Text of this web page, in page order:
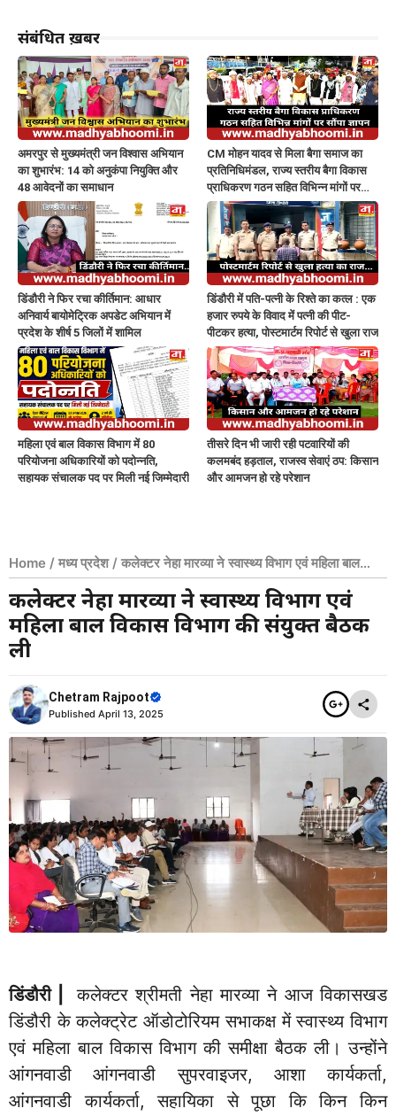
संबंधित ख़बरें
अमरपुर से मुख्यमंत्री जन विश्वास अभियान
का शुभारंभ: 14 को अनुकंपा नियुक्ति और
48 आवेदनों का समाधान
CM मोहन यादव से मिला बैगा समाज का
प्रतिनिधिमंडल, राज्य स्तरीय बैगा विकास
प्राधिकरण गठन सहित विभिन्न मांगों पर
सौंपा ज्ञापन
डिंडौरी ने फिर रचा कीर्तिमान: आधार
अनिवार्य बायोमेट्रिक अपडेट अभियान में
प्रदेश के शीर्ष 5 जिलों में शामिल
डिंडौरी में पति-पत्नी के रिश्ते का कत्ल : एक
हजार रुपये के विवाद में पत्नी की पीट-
पीटकर हत्या, पोस्टमार्टम रिपोर्ट से खुला राज
महिला एवं बाल विकास विभाग में 80
परियोजना अधिकारियों को पदोन्नति,
सहायक संचालक पद पर मिली नई जिम्मेदारी
तीसरे दिन भी जारी रही पटवारियों की
कलमबंद हड़ताल, राजस्व सेवाएं ठप: किसान
और आमजन हो रहे परेशान
Home / मध्य प्रदेश/ कलेक्टर नेहा मारव्या ने स्वास्थ्य विभाग एवं महिला बाल
विकास विभाग की संयुक्त बैठक ली
कलेक्टर नेहा मारव्या ने स्वास्थ्य विभाग एवं
महिला बाल विकास विभाग की संयुक्त बैठक
ली
Chetram Rajpoot
Published April 13, 2025
डिंडौरी |
कलेक्टर श्रीमती नेहा मारव्या ने आज विकासखड
डिंडौरी के कलेक्ट्रेट ऑडोटोरियम सभाकक्ष में स्वास्थ्य विभाग
एवं महिला बाल विकास विभाग की समीक्षा बैठक ली। उन्होंने
आंगनवाडी आंगनवाडी सुपरवाइजर, आशा कार्यकर्ता,
आंगनवाडी कार्यकर्ता, सहायिका से पूछा कि किन किन